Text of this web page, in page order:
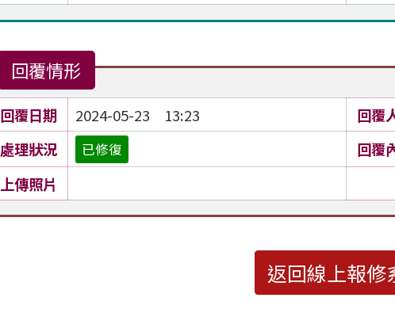
回覆情形
回覆日期 2024-05-23 13:23
回覆
處理狀況
已修復
回覆
上傳照片
返回線上報修